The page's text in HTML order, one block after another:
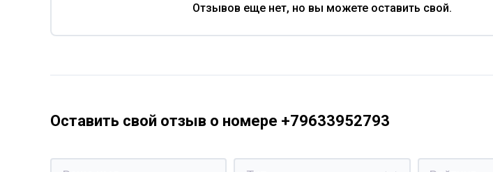
Отзывов еще нет, но вы можете оставить свой.
Оставить свой отзыв о номере +79633952793